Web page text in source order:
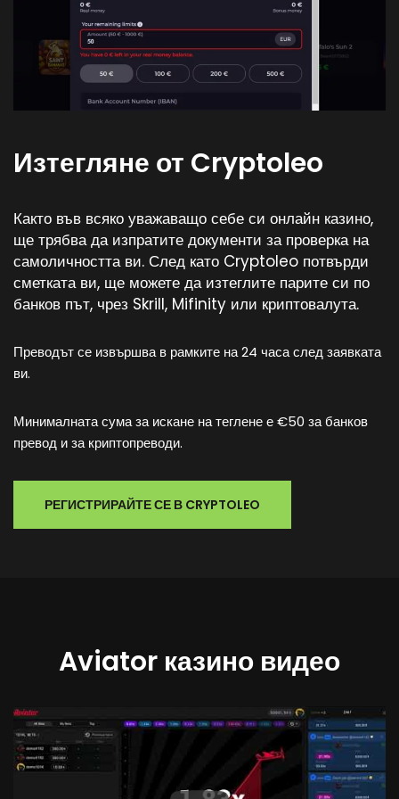
Изтегляне от Cryptoleo
Както във всяко уважаващо себе си онлайн казино,
ще трябва да изпратите документи за проверка на
самоличността ви. След като Cryptoleo потвърди
сметката ви, ще можете да изтеглите парите си по
банков път, чрез Skrill, Mifinity или криптовалута.
Преводът се извършва в рамките на 24 часа след заявката
ви.
Минималната сума за искане на теглене е €50 за банков
превод и за криптопреводи.
РЕГИСТРИРАЙТЕ СЕ В CRYPTOLEO
Aviator казино видео